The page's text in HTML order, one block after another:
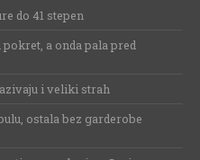
do 41 stepen
a onda pala pred
i veliki strah
ostala bez garderobe